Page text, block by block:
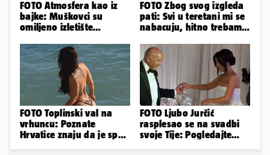
FOTO Atmosfera kao iz
bajke: Muškovci su
omiljeno izletište
zašto
FOTO Zbog svog izgleda
pati: Svi u teretani mi se
nabacuju, hitno trebam
FOTO Toplinski val na
vrhuncu: Poznate
Hrvatice znaju da je spas
FOTO Ljubo Jurčić
rasplesao se na svadbi
svoje Tije: Pogledajte